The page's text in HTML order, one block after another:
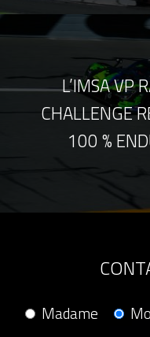
L’IMSA VP
CHALLENGE
100 %
Madame